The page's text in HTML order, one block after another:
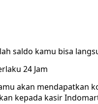
saldo kamu bisa
24 Jam
akan mendapatkan
kepada kasir